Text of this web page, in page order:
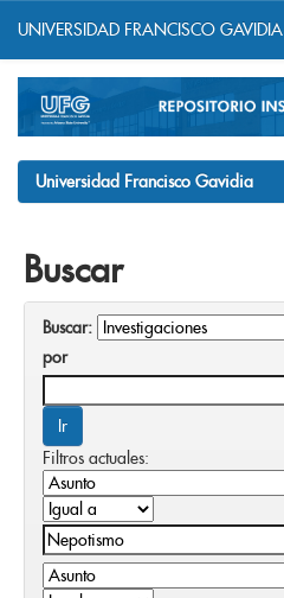
navigation
UNIVERSIDAD FRANCISCO GAVIDIA
Universidad Francisco Gavidia
Buscar
Buscar:
por
Filtros actuales: